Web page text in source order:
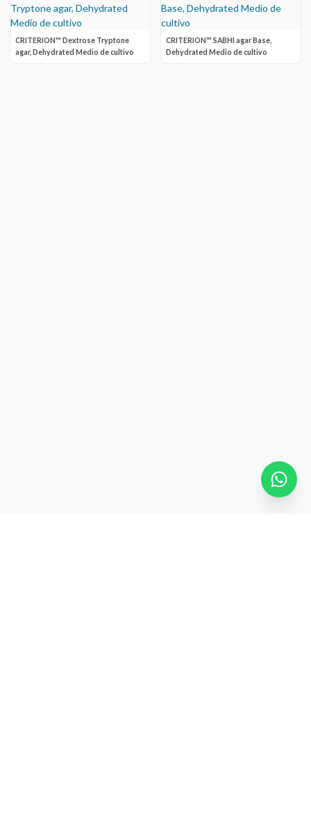
CRITERION™ Dextrose Tryptone
agar, Dehydrated Medio de cultivo
CRITERION™ SABHI agar Base,
Dehydrated Medio de cultivo